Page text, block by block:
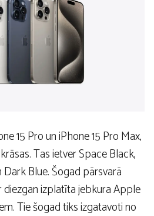
15 Pro un iPhone 15 Pro Max,
Tas ietver Space Black,
Dark Blue. Šogad pārsvarā
diezgan izplatīta jebkura Apple
Tie šogad tiks izgatavoti no